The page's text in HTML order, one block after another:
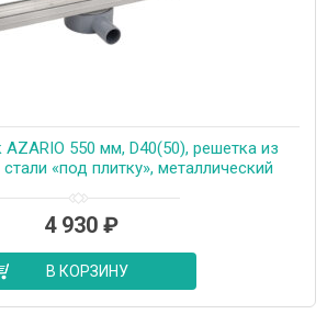
550 мм, D40(50), решетка из
«под плитку», металлический
(AZT3TILE550)
4 930 ₽
В КОРЗИНУ